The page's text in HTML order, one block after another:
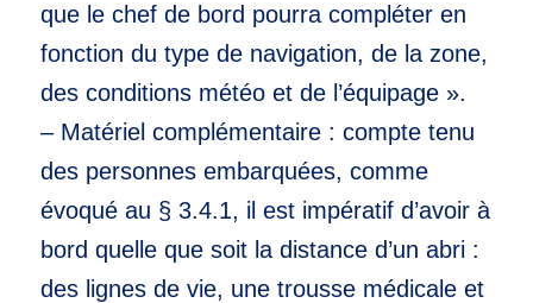
que le chef de bord pourra compléter en
fonction du type de navigation, de la zone,
des conditions météo et de l’équipage ».
– Matériel complémentaire : compte tenu
des personnes embarquées, comme
évoqué au § 3.4.1, il est impératif d’avoir à
bord quelle que soit la distance d’un abri :
des lignes de vie, une trousse médicale et